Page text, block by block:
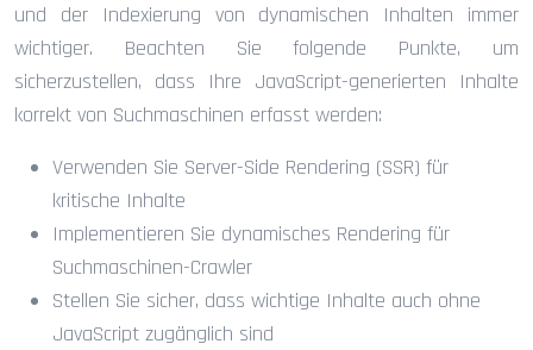
und der Indexierung von dynamischen Inhalten immer
wichtiger. Beachten Sie folgende Punkte, um
sicherzustellen, dass Ihre JavaScript-generierten Inhalte
korrekt von Suchmaschinen erfasst werden:
Verwenden Sie Server-Side Rendering (SSR) für
kritische Inhalte
Implementieren Sie dynamisches Rendering für
Suchmaschinen-Crawler
Stellen Sie sicher, dass wichtige Inhalte auch ohne
JavaScript zugänglich sind